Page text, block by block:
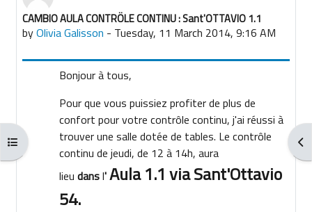
Open course index
CAMBIO AULA CONTRÖLE CONTINU : Sant'OTTAVIO 1.1
byOlivia Galisson - Tuesday, 11 March 2014, 9:16 AM
Number of replies: 0
Bonjour à tous,
Pour que vous puissiez profiter de plus de
confort pour votre contrôle continu, j'ai réussi à
trouver une salle dotée de tables. Le contrôle
continu de jeudi, de 12 à 14h, aura
lieu dansl'Aula 1.1 via Sant'Ottavio
54.